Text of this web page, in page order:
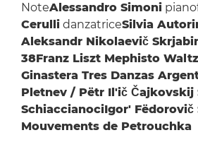
NoteAlessandro Simoni
CerullidanzatriceSilvia
Aleksandr Nikolaevič
38Franz Liszt Mephisto Waltz
Ginastera Tres Danzas
Pletnev / Pëtr Il'ič Čajkovskij
SchiaccianociIgor' Fëdorovič
Mouvements de Petrouchka